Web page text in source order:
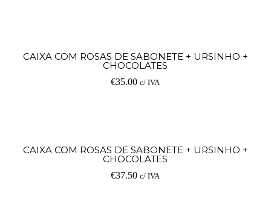
CAIXA COM ROSAS DE SABONETE + URSINHO +
CHOCOLATES
€35.00 c/ IVA
CAIXA COM ROSAS DE SABONETE + URSINHO +
CHOCOLATES
€37.50 c/ IVA